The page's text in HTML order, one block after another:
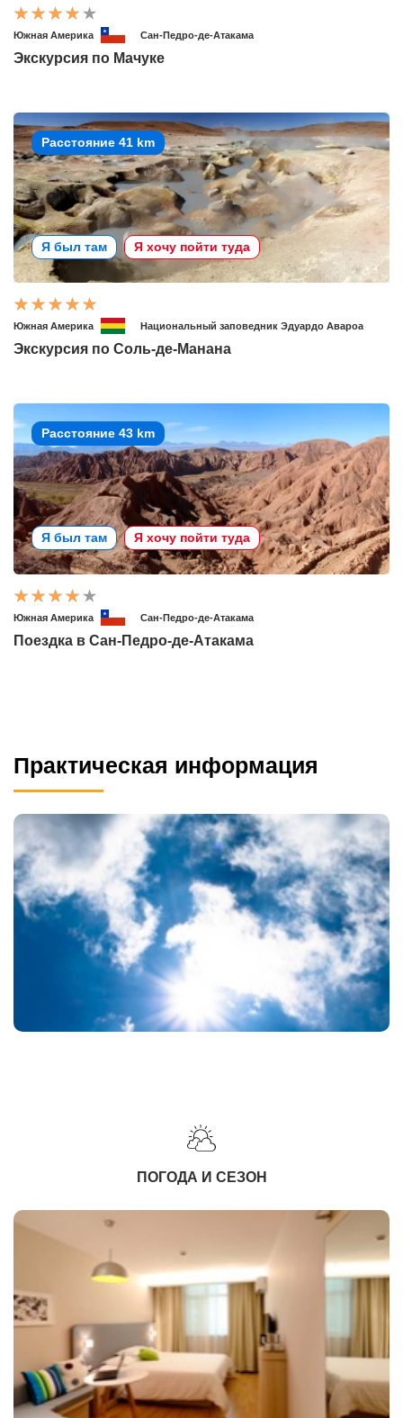
Южная Америка Сан-Педро-де-Атакама
Экскурсия по Мачуке
Расстояние 41 km
Я был там Я хочу пойти туда
Южная Америка Национальный заповедник Эдуардо Авароа
Экскурсия по Соль-де-Манана
Расстояние 43 km
Я был там Я хочу пойти туда
Южная Америка Сан-Педро-де-Атакама
Поездка в Сан-Педро-де-Атакама
Практическая информация
ПОГОДА И СЕЗОН